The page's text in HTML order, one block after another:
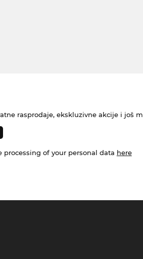
rasprodaje, ekskluzivne akcije i još
of your personal data here